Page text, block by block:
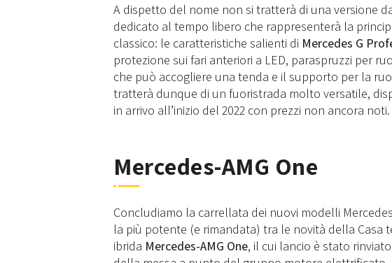
A dispetto del nome non si tratterà di una versione
dedicato al tempo libero che rappresenterà la
classico: le caratteristiche salienti di Mercedes G
protezione sui fari anteriori a LED, paraspruzzi per
che può accogliere una tenda e il supporto per la
tratterà dunque di un fuoristrada molto versatile,
in arrivo all’inizio del 2022 con prezzi non ancora noti.
Mercedes-AMG One
Concludiamo la carrellata dei nuovi modelli
la più potente (e rimandata) tra le novità della Casa
ibrida Mercedes-AMG One, il cui lancio è stato